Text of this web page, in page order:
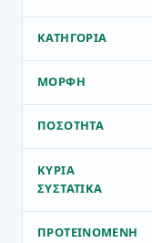
ΚΑΤΗΓΟΡΊΑ
ΜΟΡΦΉ
ΠΟΣΌΤΗΤΑ
ΚΎΡΙΑ
ΣΥΣΤΑΤΙΚΆ
ΠΡΟΤΕΙΝΌΜΕΝΗ